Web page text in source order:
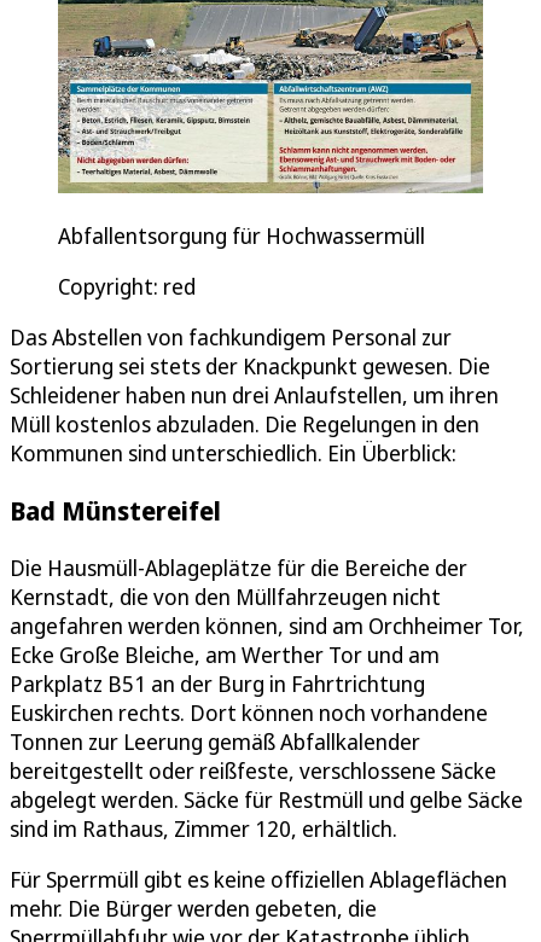
Abfallentsorgung für Hochwassermüll
Copyright: red
Das Abstellen von fachkundigem Personal zur
Sortierung sei stets der Knackpunkt gewesen. Die
Schleidener haben nun drei Anlaufstellen, um ihren
Müll kostenlos abzuladen. Die Regelungen in den
Kommunen sind unterschiedlich. Ein Überblick:
Bad Münstereifel
Die Hausmüll-Ablageplätze für die Bereiche der
Kernstadt, die von den Müllfahrzeugen nicht
angefahren werden können, sind am Orchheimer Tor,
Ecke Große Bleiche, am Werther Tor und am
Parkplatz B51 an der Burg in Fahrtrichtung
Euskirchen rechts. Dort können noch vorhandene
Tonnen zur Leerung gemäß Abfallkalender
bereitgestellt oder reißfeste, verschlossene Säcke
abgelegt werden. Säcke für Restmüll und gelbe Säcke
sind im Rathaus, Zimmer 120, erhältlich.
Für Sperrmüll gibt es keine offiziellen Ablageflächen
mehr. Die Bürger werden gebeten, die